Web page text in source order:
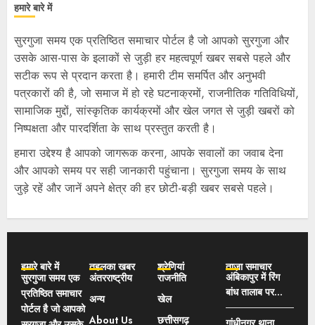
हमारे बारे में
सुरगुजा समय एक प्रतिष्ठित समाचार पोर्टल है जो आपको सुरगुजा और
उसके आस-पास के इलाकों से जुड़ी हर महत्वपूर्ण खबर सबसे पहले और
सटीक रूप से प्रदान करता है। हमारी टीम समर्पित और अनुभवी
पत्रकारों की है, जो समाज में हो रहे घटनाक्रमों, राजनीतिक गतिविधियों,
सामाजिक मुद्दों, सांस्कृतिक कार्यक्रमों और खेल जगत से जुड़ी खबरों को
निष्पक्षता और पारदर्शिता के साथ प्रस्तुत करती है।
हमारा उद्देश्य है आपको जागरूक करना, आपके सवालों का जवाब देना
और आपको समय पर सही जानकारी पहुंचाना। सुरगुजा समय के साथ
जुड़े रहें और जानें अपने क्षेत्र की हर छोटी-बड़ी खबर सबसे पहले।
हमारे बारे में
सुरगुजा समय एक
प्रतिष्ठित समाचार
पोर्टल है जो आपको
तहलका खबर
अंतरराष्ट्रीय
अन्य
About Us
श्रेणियां
राजनीति
खेल
छत्तीसगढ़
ताज़ा समाचार
अंबिकापुर में रिंग
बांध तालाब पर
अवैध अतिक्रमण
का खुलासा: फर्जी